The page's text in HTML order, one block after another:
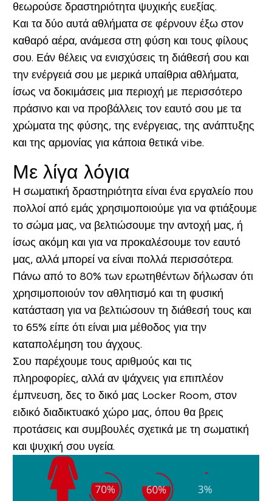
θεωρούσε δραστηριότητα ψυχικής ευεξίας.
Και τα δύο αυτά αθλήματα σε φέρνουν έξω στον
καθαρό αέρα, ανάμεσα στη φύση και τους φίλους
σου. Εάν θέλεις να ενισχύσεις τη διάθεσή σου και
την ενέργειά σου με μερικά υπαίθρια αθλήματα,
ίσως να δοκιμάσεις μια περιοχή με περισσότερο
πράσινο και να προβάλλεις τον εαυτό σου με τα
χρώματα της φύσης, της ενέργειας, της ανάπτυξης
και της αρμονίας για κάποια θετικά vibe.
Με λίγα λόγια
Η σωματική δραστηριότητα είναι ένα εργαλείο που
πολλοί από εμάς χρησιμοποιούμε για να φτιάξουμε
το σώμα μας, να βελτιώσουμε την αντοχή μας, ή
ίσως ακόμη και για να προκαλέσουμε τον εαυτό
μας, αλλά μπορεί να είναι πολλά περισσότερα.
Πάνω από το 80% των ερωτηθέντων δήλωσαν ότι
χρησιμοποιούν τον αθλητισμό και τη φυσική
κατάσταση για να βελτιώσουν τη διάθεσή τους και
το 65% είπε ότι είναι μια μέθοδος για την
καταπολέμηση του άγχους.
Σου παρέχουμε τους αριθμούς και τις
πληροφορίες, αλλά αν ψάχνεις για επιπλέον
έμπνευση, δες το δικό μας Locker Room, στον
ειδικό διαδικτυακό χώρο μας, όπου θα βρεις
προτάσεις και συμβουλές σχετικά με τη σωματική
και ψυχική σου υγεία.